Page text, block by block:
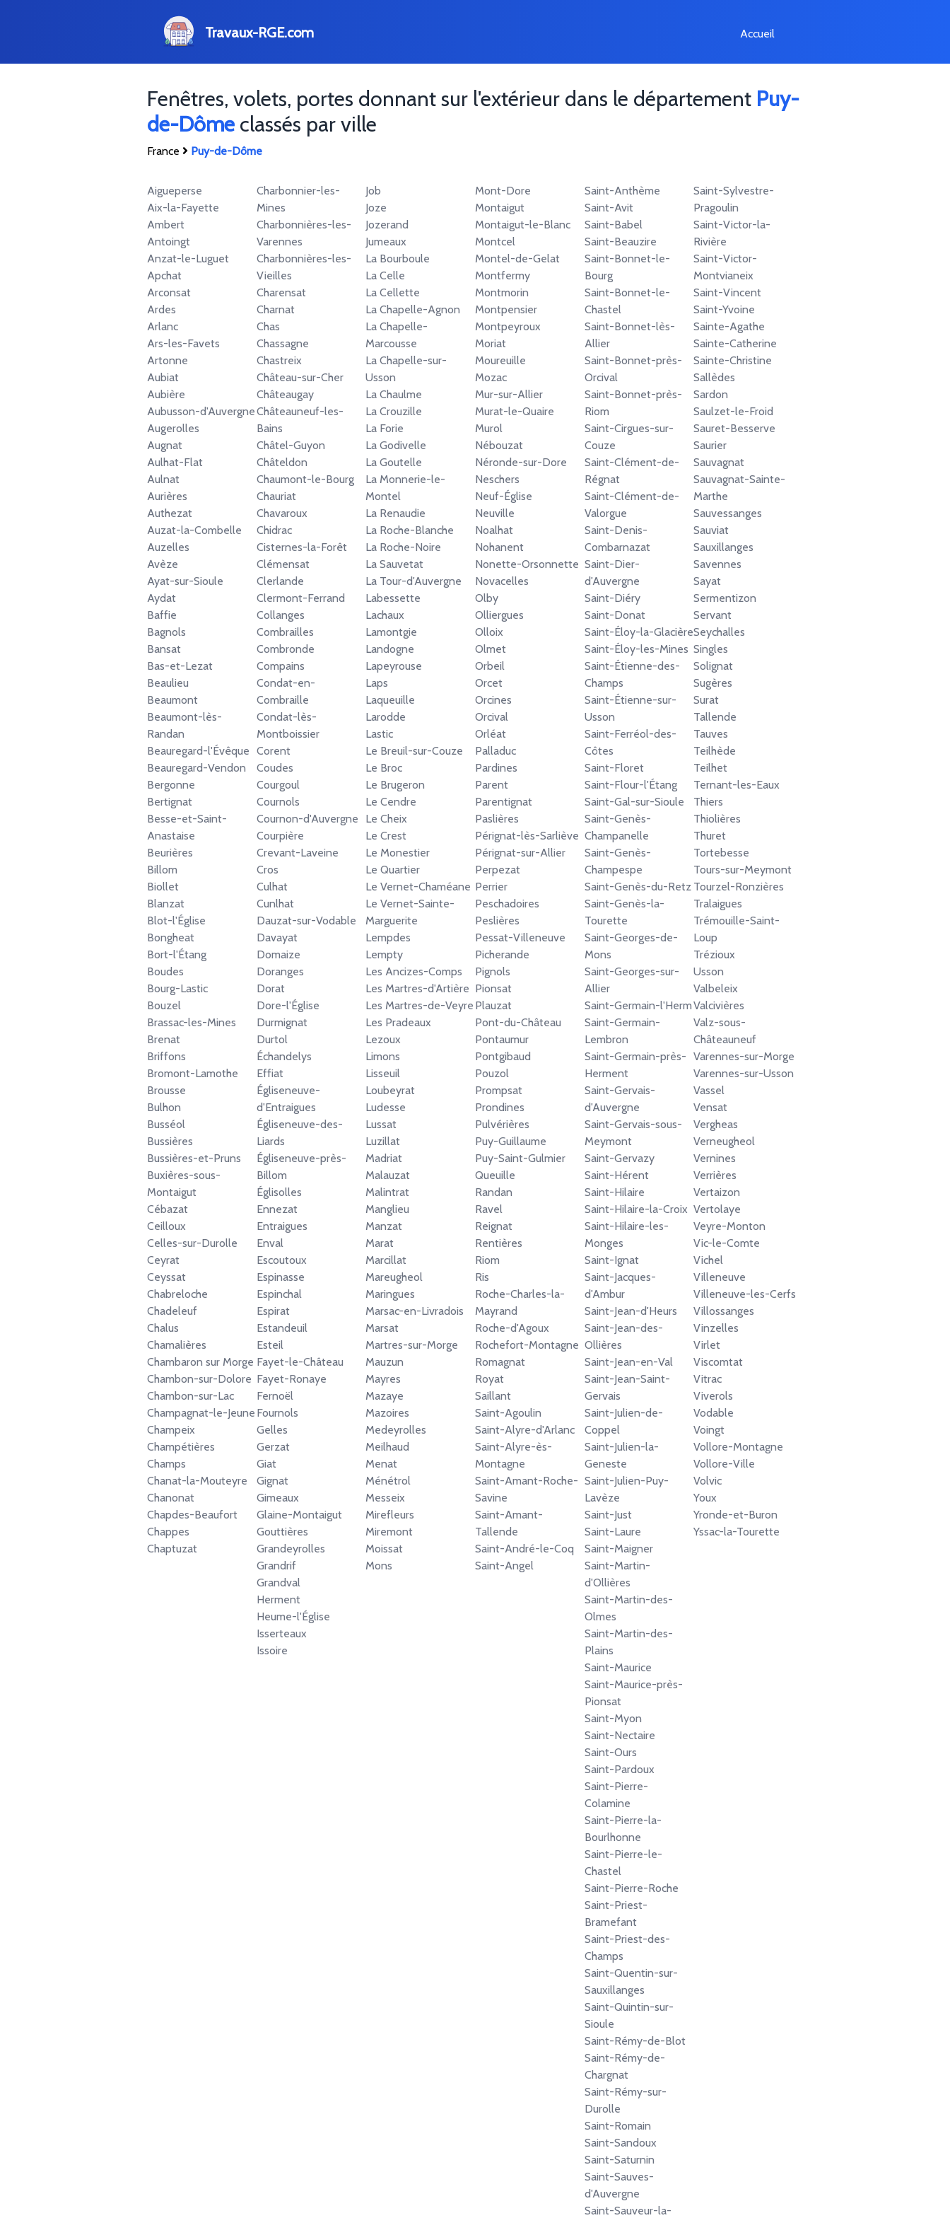
Travaux-RGE.com Accueil
Fenêtres, volets, portes donnant sur l'extérieur dans le département Puy-
de-Dôme classés par ville
France Puy-de-Dôme
Aigueperse
Aix-la-Fayette
Ambert
Antoingt
Anzat-le-Luguet
Apchat
Arconsat
Ardes
Arlanc
Ars-les-Favets
Artonne
Aubiat
Aubière
Aubusson-d'Auvergne
Augerolles
Augnat
Aulhat-Flat
Aulnat
Aurières
Authezat
Auzat-la-Combelle
Auzelles
Avèze
Ayat-sur-Sioule
Aydat
Baffie
Bagnols
Bansat
Bas-et-Lezat
Beaulieu
Beaumont
Beaumont-lès-
Randan
Beauregard-l'Évêque
Beauregard-Vendon
Bergonne
Bertignat
Besse-et-Saint-
Anastaise
Beurières
Billom
Biollet
Blanzat
Blot-l'Église
Bongheat
Bort-l'Étang
Boudes
Bourg-Lastic
Bouzel
Brassac-les-Mines
Brenat
Briffons
Bromont-Lamothe
Brousse
Bulhon
Busséol
Bussières
Bussières-et-Pruns
Buxières-sous-
Montaigut
Cébazat
Ceilloux
Celles-sur-Durolle
Ceyrat
Ceyssat
Chabreloche
Chadeleuf
Chalus
Chamalières
Chambaron sur Morge
Chambon-sur-Dolore
Chambon-sur-Lac
Champagnat-le-Jeune
Champeix
Champétières
Champs
Chanat-la-Mouteyre
Chanonat
Chapdes-Beaufort
Chappes
Chaptuzat
Charbonnier-les-
Mines
Charbonnières-les-
Varennes
Charbonnières-les-
Vieilles
Charensat
Charnat
Chas
Chassagne
Chastreix
Château-sur-Cher
Châteaugay
Châteauneuf-les-
Bains
Châtel-Guyon
Châteldon
Chaumont-le-Bourg
Chauriat
Chavaroux
Chidrac
Cisternes-la-Forêt
Clémensat
Clerlande
Clermont-Ferrand
Collanges
Combrailles
Combronde
Compains
Condat-en-
Combraille
Condat-lès-
Montboissier
Corent
Coudes
Courgoul
Cournols
Cournon-d'Auvergne
Courpière
Crevant-Laveine
Cros
Culhat
Cunlhat
Dauzat-sur-Vodable
Davayat
Domaize
Doranges
Dorat
Dore-l'Église
Durmignat
Durtol
Échandelys
Effiat
Égliseneuve-
d'Entraigues
Égliseneuve-des-
Liards
Égliseneuve-près-
Billom
Églisolles
Ennezat
Entraigues
Enval
Escoutoux
Espinasse
Espinchal
Espirat
Estandeuil
Esteil
Fayet-le-Château
Fayet-Ronaye
Fernoël
Fournols
Gelles
Gerzat
Giat
Gignat
Gimeaux
Glaine-Montaigut
Gouttières
Grandeyrolles
Grandrif
Grandval
Herment
Heume-l'Église
Isserteaux
Issoire
Job
Joze
Jozerand
Jumeaux
La Bourboule
La Celle
La Cellette
La Chapelle-Agnon
La Chapelle-
Marcousse
La Chapelle-sur-
Usson
La Chaulme
La Crouzille
La Forie
La Godivelle
La Goutelle
La Monnerie-le-
Montel
La Renaudie
La Roche-Blanche
La Roche-Noire
La Sauvetat
La Tour-d'Auvergne
Labessette
Lachaux
Lamontgie
Landogne
Lapeyrouse
Laps
Laqueuille
Larodde
Lastic
Le Breuil-sur-Couze
Le Broc
Le Brugeron
Le Cendre
Le Cheix
Le Crest
Le Monestier
Le Quartier
Le Vernet-Chaméane
Le Vernet-Sainte-
Marguerite
Lempdes
Lempty
Les Ancizes-Comps
Les Martres-d'Artière
Les Martres-de-Veyre
Les Pradeaux
Lezoux
Limons
Lisseuil
Loubeyrat
Ludesse
Lussat
Luzillat
Madriat
Malauzat
Malintrat
Manglieu
Manzat
Marat
Marcillat
Mareugheol
Maringues
Marsac-en-Livradois
Marsat
Martres-sur-Morge
Mauzun
Mayres
Mazaye
Mazoires
Medeyrolles
Meilhaud
Menat
Ménétrol
Messeix
Mirefleurs
Miremont
Moissat
Mons
Mont-Dore
Montaigut
Montaigut-le-Blanc
Montcel
Montel-de-Gelat
Montfermy
Montmorin
Montpensier
Montpeyroux
Moriat
Moureuille
Mozac
Mur-sur-Allier
Murat-le-Quaire
Murol
Nébouzat
Néronde-sur-Dore
Neschers
Neuf-Église
Neuville
Noalhat
Nohanent
Nonette-Orsonnette
Novacelles
Olby
Olliergues
Olloix
Olmet
Orbeil
Orcet
Orcines
Orcival
Orléat
Palladuc
Pardines
Parent
Parentignat
Paslières
Pérignat-lès-Sarliève
Pérignat-sur-Allier
Perpezat
Perrier
Peschadoires
Peslières
Pessat-Villeneuve
Picherande
Pignols
Pionsat
Plauzat
Pont-du-Château
Pontaumur
Pontgibaud
Pouzol
Prompsat
Prondines
Pulvérières
Puy-Guillaume
Puy-Saint-Gulmier
Queuille
Randan
Ravel
Reignat
Rentières
Riom
Ris
Roche-Charles-la-
Mayrand
Roche-d'Agoux
Rochefort-Montagne
Romagnat
Royat
Saillant
Saint-Agoulin
Saint-Alyre-d'Arlanc
Saint-Alyre-ès-
Montagne
Saint-Amant-Roche-
Savine
Saint-Amant-
Tallende
Saint-André-le-Coq
Saint-Angel
Saint-Anthème
Saint-Avit
Saint-Babel
Saint-Beauzire
Saint-Bonnet-le-
Bourg
Saint-Bonnet-le-
Chastel
Saint-Bonnet-lès-
Allier
Saint-Bonnet-près-
Orcival
Saint-Bonnet-près-
Riom
Saint-Cirgues-sur-
Couze
Saint-Clément-de-
Régnat
Saint-Clément-de-
Valorgue
Saint-Denis-
Combarnazat
Saint-Dier-
d'Auvergne
Saint-Diéry
Saint-Donat
Saint-Éloy-la-Glacière
Saint-Éloy-les-Mines
Saint-Étienne-des-
Champs
Saint-Étienne-sur-
Usson
Saint-Ferréol-des-
Côtes
Saint-Floret
Saint-Flour-l'Étang
Saint-Gal-sur-Sioule
Saint-Genès-
Champanelle
Saint-Genès-
Champespe
Saint-Genès-du-Retz
Saint-Genès-la-
Tourette
Saint-Georges-de-
Mons
Saint-Georges-sur-
Allier
Saint-Germain-l'Herm
Saint-Germain-
Lembron
Saint-Germain-près-
Herment
Saint-Gervais-
d'Auvergne
Saint-Gervais-sous-
Meymont
Saint-Gervazy
Saint-Hérent
Saint-Hilaire
Saint-Hilaire-la-Croix
Saint-Hilaire-les-
Monges
Saint-Ignat
Saint-Jacques-
d'Ambur
Saint-Jean-d'Heurs
Saint-Jean-des-
Ollières
Saint-Jean-en-Val
Saint-Jean-Saint-
Gervais
Saint-Julien-de-
Coppel
Saint-Julien-la-
Geneste
Saint-Julien-Puy-
Lavèze
Saint-Just
Saint-Laure
Saint-Maigner
Saint-Martin-
d'Ollières
Saint-Martin-des-
Olmes
Saint-Martin-des-
Plains
Saint-Maurice
Saint-Maurice-près-
Pionsat
Saint-Myon
Saint-Nectaire
Saint-Ours
Saint-Pardoux
Saint-Pierre-
Colamine
Saint-Pierre-la-
Bourlhonne
Saint-Pierre-le-
Chastel
Saint-Pierre-Roche
Saint-Priest-
Bramefant
Saint-Priest-des-
Champs
Saint-Quentin-sur-
Sauxillanges
Saint-Quintin-sur-
Sioule
Saint-Rémy-de-Blot
Saint-Rémy-de-
Chargnat
Saint-Rémy-sur-
Durolle
Saint-Romain
Saint-Sandoux
Saint-Saturnin
Saint-Sauves-
d'Auvergne
Saint-Sauveur-la-
Saint-Sylvestre-
Pragoulin
Saint-Victor-la-
Rivière
Saint-Victor-
Montvianeix
Saint-Vincent
Saint-Yvoine
Sainte-Agathe
Sainte-Catherine
Sainte-Christine
Sallèdes
Sardon
Saulzet-le-Froid
Sauret-Besserve
Saurier
Sauvagnat
Sauvagnat-Sainte-
Marthe
Sauvessanges
Sauviat
Sauxillanges
Savennes
Sayat
Sermentizon
Servant
Seychalles
Singles
Solignat
Sugères
Surat
Tallende
Tauves
Teilhède
Teilhet
Ternant-les-Eaux
Thiers
Thiolières
Thuret
Tortebesse
Tours-sur-Meymont
Tourzel-Ronzières
Tralaigues
Trémouille-Saint-
Loup
Trézioux
Usson
Valbeleix
Valcivières
Valz-sous-
Châteauneuf
Varennes-sur-Morge
Varennes-sur-Usson
Vassel
Vensat
Vergheas
Verneugheol
Vernines
Verrières
Vertaizon
Vertolaye
Veyre-Monton
Vic-le-Comte
Vichel
Villeneuve
Villeneuve-les-Cerfs
Villossanges
Vinzelles
Virlet
Viscomtat
Vitrac
Viverols
Vodable
Voingt
Vollore-Montagne
Vollore-Ville
Volvic
Youx
Yronde-et-Buron
Yssac-la-Tourette